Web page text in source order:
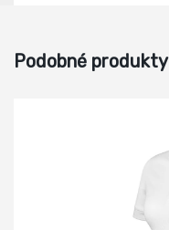
Podobné produkty